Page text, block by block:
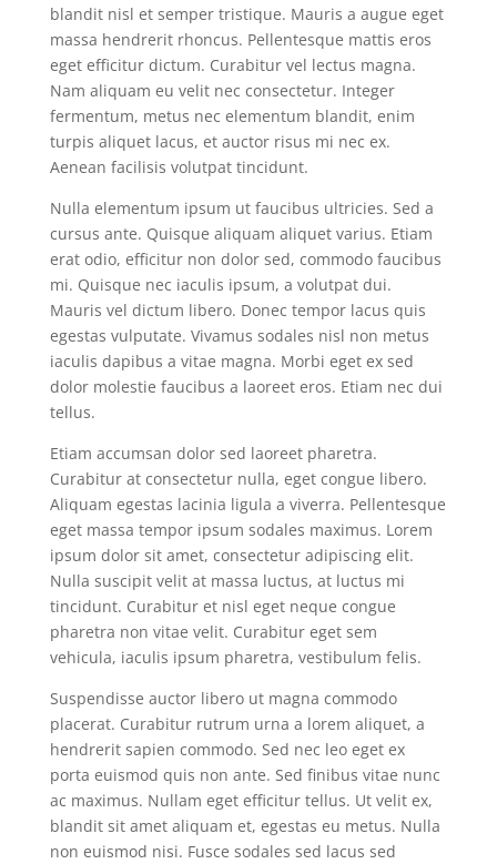
blandit nisl et semper tristique. Mauris a augue eget
massa hendrerit rhoncus. Pellentesque mattis eros
eget efficitur dictum. Curabitur vel lectus magna.
Nam aliquam eu velit nec consectetur. Integer
fermentum, metus nec elementum blandit, enim
turpis aliquet lacus, et auctor risus mi nec ex.
Aenean facilisis volutpat tincidunt.
Nulla elementum ipsum ut faucibus ultricies. Sed a
cursus ante. Quisque aliquam aliquet varius. Etiam
erat odio, efficitur non dolor sed, commodo faucibus
mi. Quisque nec iaculis ipsum, a volutpat dui.
Mauris vel dictum libero. Donec tempor lacus quis
egestas vulputate. Vivamus sodales nisl non metus
iaculis dapibus a vitae magna. Morbi eget ex sed
dolor molestie faucibus a laoreet eros. Etiam nec dui
tellus.
Etiam accumsan dolor sed laoreet pharetra.
Curabitur at consectetur nulla, eget congue libero.
Aliquam egestas lacinia ligula a viverra. Pellentesque
eget massa tempor ipsum sodales maximus. Lorem
ipsum dolor sit amet, consectetur adipiscing elit.
Nulla suscipit velit at massa luctus, at luctus mi
tincidunt. Curabitur et nisl eget neque congue
pharetra non vitae velit. Curabitur eget sem
vehicula, iaculis ipsum pharetra, vestibulum felis.
Suspendisse auctor libero ut magna commodo
placerat. Curabitur rutrum urna a lorem aliquet, a
hendrerit sapien commodo. Sed nec leo eget ex
porta euismod quis non ante. Sed finibus vitae nunc
ac maximus. Nullam eget efficitur tellus. Ut velit ex,
blandit sit amet aliquam et, egestas eu metus. Nulla
non euismod nisi. Fusce sodales sed lacus sed